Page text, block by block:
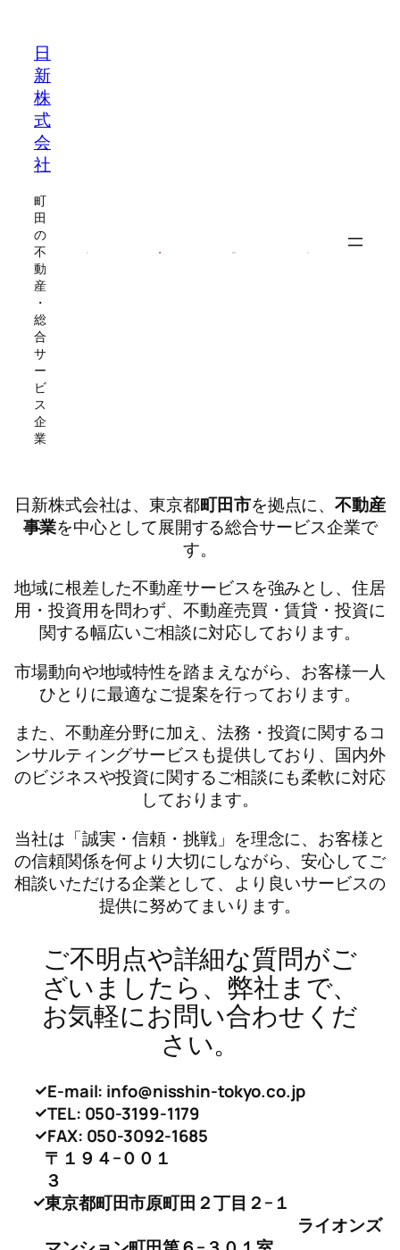
日
新
株
式
会
社
町
田
の
不
動
産
・
総
合
サ
ー
ビ
ス
企
業
日新株式会社は、東京都町田市を拠点に、不動産
事業を中心として展開する総合サービス企業で
す。
地域に根差した不動産サービスを強みとし、住居
用・投資用を問わず、不動産売買・賃貸・投資に
関する幅広いご相談に対応しております。
市場動向や地域特性を踏まえながら、お客様一人
ひとりに最適なご提案を行っております。
また、不動産分野に加え、法務・投資に関するコ
ンサルティングサービスも提供しており、国内外
のビジネスや投資に関するご相談にも柔軟に対応
しております。
当社は「誠実・信頼・挑戦」を理念に、お客様と
の信頼関係を何より大切にしながら、安心してご
相談いただける企業として、より良いサービスの
提供に努めてまいります。
ご不明点や詳細な質問がご
ざいましたら、弊社まで、
お気軽にお問い合わせくだ
さい。
E-mail: info@nisshin-tokyo.co.jp
TEL: 050-3199-1179
FAX: 050-3092-1685
〒１９４−００１
３
東京都町田市原町田２丁目２−１
ライオンズ